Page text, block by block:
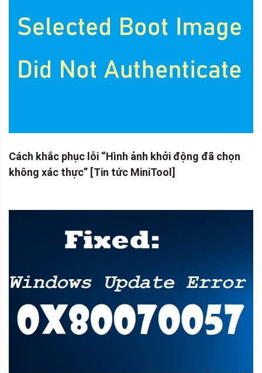
Cách khắc phục lỗi “Hình ảnh khởi động đã chọn
không xác thực” [Tin tức MiniTool]